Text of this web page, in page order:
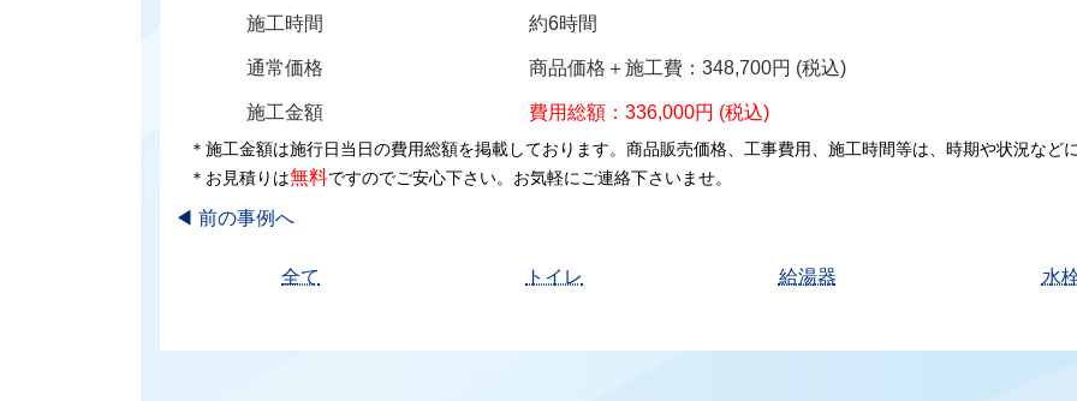
施工時間 約6時間
通常価格 商品価格＋施工費：348,700円 (税込)
施工金額 費用総額：336,000円 (税込)
＊施工金額は施行日当日の費用総額を掲載しております。商品販売価格、工事費用、施工時間等は、時期や状況など
＊お見積りは無料ですのでご安心下さい。お気軽にご連絡下さいませ。
◀︎ 前の事例へ
全て トイレ 給湯器 水